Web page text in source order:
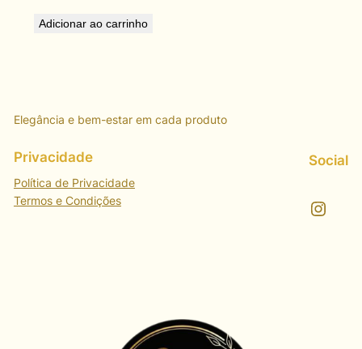
Adicionar ao carrinho
Elegância e bem-estar em cada produto
Privacidade
Política de Privacidade
Termos e Condições
Social
Instagram